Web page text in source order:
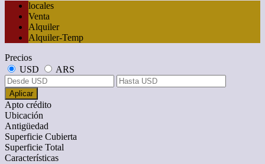
locales
Venta
Alquiler
Alquiler-Temp
Precios
USD
ARS
Aplicar
Apto crédito
Ubicación
Antigüedad
Superficie Cubierta
Superficie Total
Características